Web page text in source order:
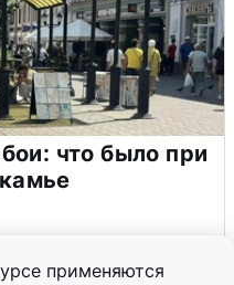
применяются
что было при